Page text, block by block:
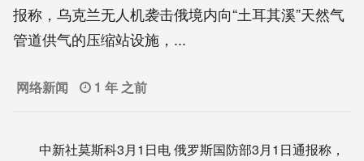
报称，乌克兰无人机袭击俄境内向“土耳其溪”天然气
管道供气的压缩站设施，...
网络新闻 1 年 之前
中新社莫斯科3月1日电 俄罗斯国防部3月1日通报称，